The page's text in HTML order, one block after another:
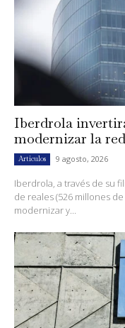
Iberdrola
modernizar la
Artículos 9 agosto, 2026
Iberdrola, a través de su
de reales (526 millones
modernizar y...